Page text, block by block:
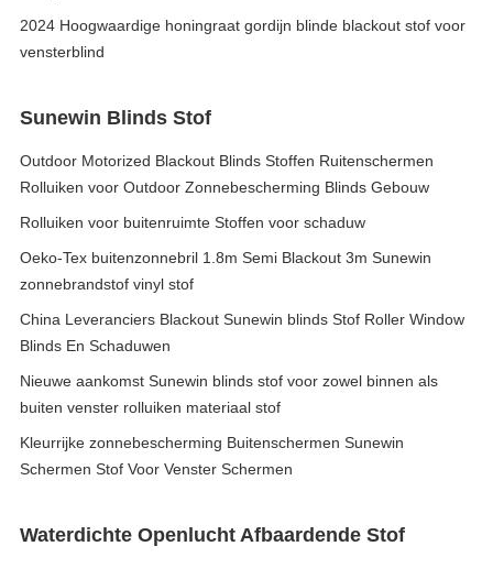
2024 Hoogwaardige honingraat gordijn blinde blackout stof voor
vensterblind
Sunewin Blinds Stof
Outdoor Motorized Blackout Blinds Stoffen Ruitenschermen
Rolluiken voor Outdoor Zonnebescherming Blinds Gebouw
Rolluiken voor buitenruimte Stoffen voor schaduw
Oeko-Tex buitenzonnebril 1.8m Semi Blackout 3m Sunewin
zonnebrandstof vinyl stof
China Leveranciers Blackout Sunewin blinds Stof Roller Window
Blinds En Schaduwen
Nieuwe aankomst Sunewin blinds stof voor zowel binnen als
buiten venster rolluiken materiaal stof
Kleurrijke zonnebescherming Buitenschermen Sunewin
Schermen Stof Voor Venster Schermen
Waterdichte Openlucht Afbaardende Stof